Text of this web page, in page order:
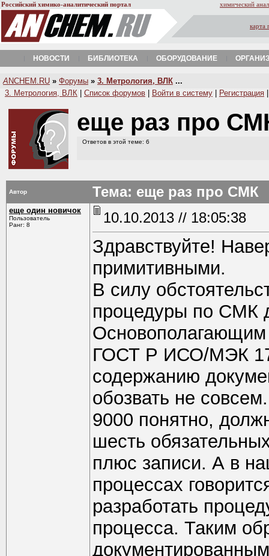
Российский химико-аналитический портал химический
карта
НОВОСТИ БИБЛИОТЕКА ОБОРУДОВАНИЕ
A NCHEM.RU » Форумы » 3. Метрология, ВЛК ...
3. Метрология, ВЛК
Список форумов Войти в систему Регистрация
еще раз про
Ответов в этой теме: 6
Автор Тема: еще раз про СМК
еще один новичок
Пользователь
Ранг: 8
10.10.2013 // 18:05:38
Здравствуйте!
примитивными.
В силу
процедуры по СМК
Основополагающим
ГОСТ Р ИСО/МЭК
содержанию
обозвать не
9000 понятно,
шесть
плюс записи. А в
процессах
разработать
процесса. Таким